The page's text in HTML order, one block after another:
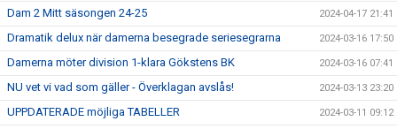
Dam 2 Mitt säsongen 24-25 2024-04-17 21:41
Dramatik delux när damerna besegrade seriesegrarna 2024-03-16 17:50
Damerna möter division 1-klara Gökstens BK 2024-03-16 07:41
NU vet vi vad som gäller - Överklagan avslås! 2024-03-13 23:20
UPPDATERADE möjliga TABELLER 2024-03-11 09:12